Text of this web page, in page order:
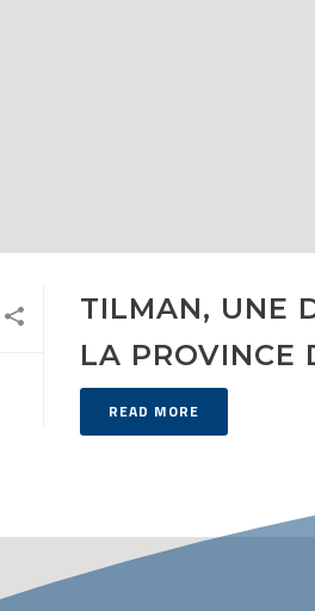
TILMAN, UNE
LA PROVINCE
READ MORE